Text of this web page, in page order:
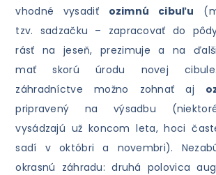
vhodné vysadiť ozimnú cibuľu
tzv. sadzačku – zapracovať do
rásť na jeseň, prezimuje a na
mať skorú úrodu novej
záhradníctve možno zohnať aj
pripravený na výsadbu
vysádzajú už koncom leta, hoci
sadí v októbri a novembri).
okrasnú záhradu: druhá polovica